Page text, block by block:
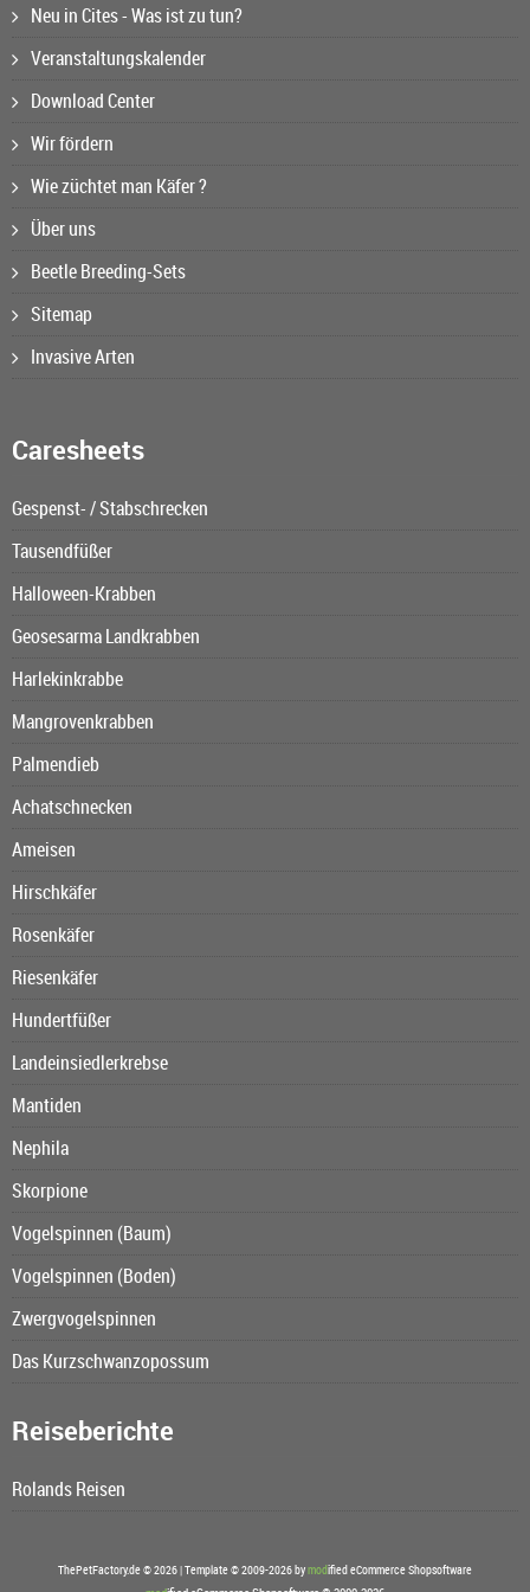
Neu in Cites - Was ist zu tun?
Veranstaltungskalender
Download Center
Wir fördern
Wie züchtet man Käfer ?
Über uns
Beetle Breeding-Sets
Sitemap
Invasive Arten
Caresheets
Gespenst- / Stabschrecken
Tausendfüßer
Halloween-Krabben
Geosesarma Landkrabben
Harlekinkrabbe
Mangrovenkrabben
Palmendieb
Achatschnecken
Ameisen
Hirschkäfer
Rosenkäfer
Riesenkäfer
Hundertfüßer
Landeinsiedlerkrebse
Mantiden
Nephila
Skorpione
Vogelspinnen (Baum)
Vogelspinnen (Boden)
Zwergvogelspinnen
Das Kurzschwanzopossum
Reiseberichte
Rolands Reisen
ThePetFactory.de © 2026 | Template © 2009-2026 bymodified eCommerce Shopsoftware